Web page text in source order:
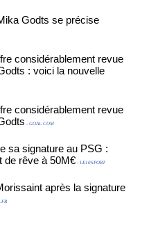
Godts se précise
considérablement revue
: voici la nouvelle
considérablement revue
- GOAL.COM
sa signature au PSG :
de rêve à 50M€ - LE10SPORT
après la signature